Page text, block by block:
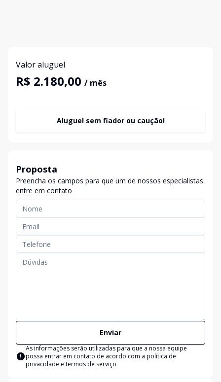
Valor aluguel
R$ 2.180,00 / mês
Aluguel sem fiador ou caução!
Proposta
Preencha os campos para que um de nossos especialistas
entre em contato
Enviar
As informações serão utilizadas para que a nossa equipe
possa entrar em contato de acordo com a política de
privacidade e termos de serviço